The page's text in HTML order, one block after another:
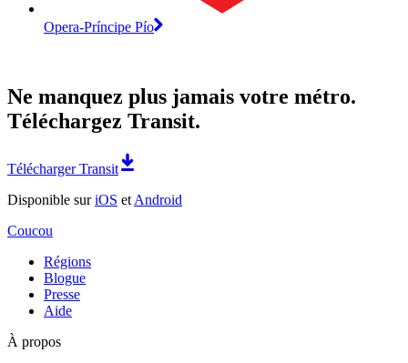
Opera-Príncipe Pío
Ne manquez plus jamais votre métro.
Téléchargez Transit.
Télécharger Transit
Disponible suriOS et Android
Coucou
Régions
Blogue
Presse
Aide
À propos